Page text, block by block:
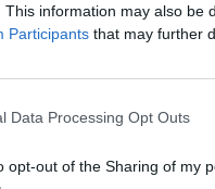
This information may also be
Participants that may further
Data Processing Opt Outs
opt-out of the Sharing of my
Videoen er også
og 28 videoer